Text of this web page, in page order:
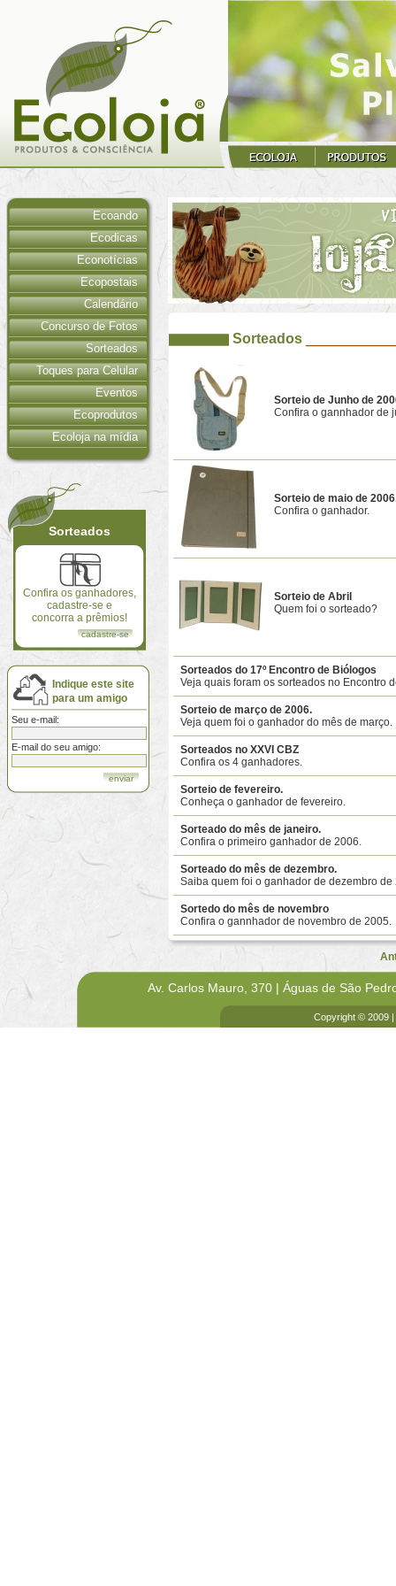
Ecoando
Ecodicas
Econotícias
Ecopostais
Calendário
Concurso de Fotos
Sorteados
Toques para Celular
Eventos
Ecoprodutos
Ecoloja na mídia
Sorteados
Confira os ganhadores,
cadastre-se e
concorra a prêmios!
cadastre-se
Indique este site
para um amigo
Seu e-mail:
E-mail do seu amigo:
Sorteados
Sorteio de Junho de
Confira o gannhador de
Sorteio de maio de
Confira o ganhador.
Sorteio de Abril
Quem foi o sorteado?
Sorteados do 17º Encontro de Biólogos
Veja quais foram os sorteados no Encontro
Sorteio de março de 2006.
Veja quem foi o ganhador do mês de março.
Sorteados no XXVI CBZ
Confira os 4 ganhadores.
Sorteio de fevereiro.
Conheça o ganhador de fevereiro.
Sorteado do mês de janeiro.
Confira o primeiro ganhador de 2006.
Sorteado do mês de dezembro.
Saiba quem foi o ganhador de dezembro de
Sortedo do mês de novembro
Confira o gannhador de novembro de 2005.
Av. Carlos Mauro, 370 | Águas de São
Copyright © 2009